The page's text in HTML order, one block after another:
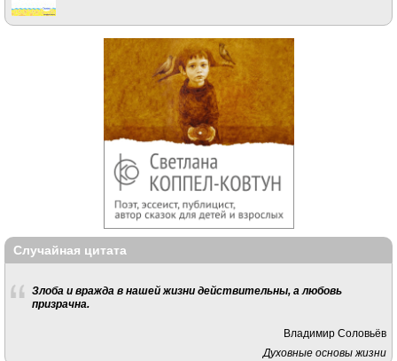
Случайная цитата
Злоба и вражда в нашей жизни действительны, а любовь
призрачна.
Владимир Соловьёв
Духовные основы жизни